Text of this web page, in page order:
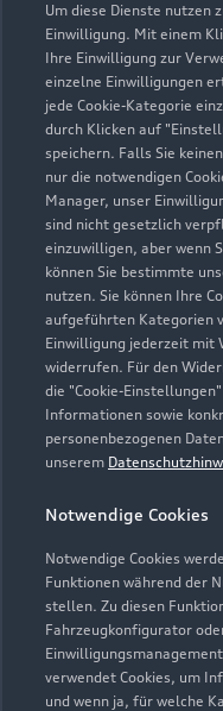
Um diese Dienste nutzen
Einwilligung. Mit einem
Ihre Einwilligung zur
einzelne Einwilligungen
jede Cookie-Kategorie
durch Klicken auf
speichern. Falls Sie
nur die notwendigen
Manager, unser
sind nicht gesetzlich
einzuwilligen, aber wenn
können Sie bestimmte
nutzen. Sie können Ihre
aufgeführten Kategorien
Einwilligung jederzeit mit
widerrufen. Für den
die "Cookie-
Informationen sowie
personenbezogenen
unserem
Notwendige Cookies
Notwendige Cookies
Funktionen während der
stellen. Zu diesen
Fahrzeugkonfigurator
verwendet Cookies, um
und wenn ja, für welche
Windsbacher
91174 Spalt
09175 790990
Kontaktdaten
Verkauf
Geschlossen,
Service